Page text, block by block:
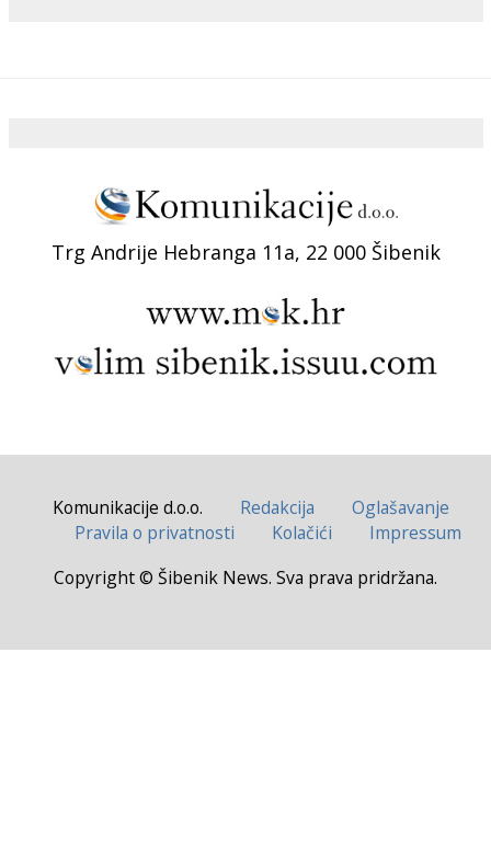
Trg Andrije Hebranga 11a, 22 000 Šibenik
Komunikacije d.o.o. Redakcija
Oglašavanje
Pravila o privatnosti
Kolačići
Impressum
Copyright © Šibenik News. Sva prava pridržana.